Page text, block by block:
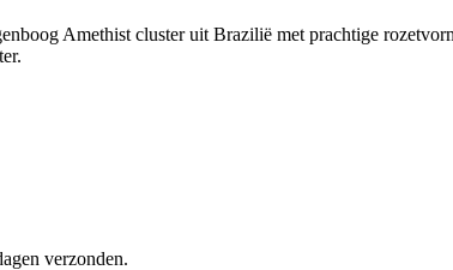
Amethist cluster uit Brazilië met prachtige
verzonden.